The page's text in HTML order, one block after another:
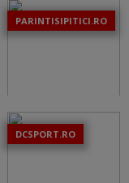
PARINTISIPITICI.RO
DCSPORT.RO